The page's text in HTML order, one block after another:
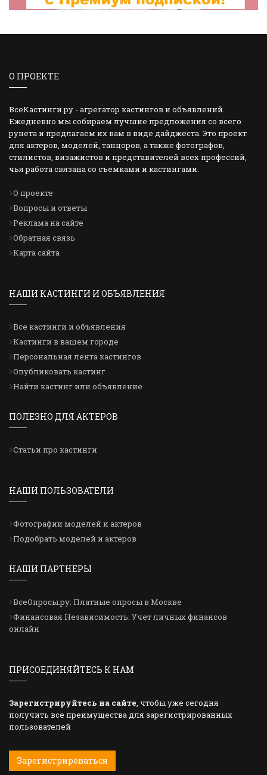
О ПРОЕКТЕ
ВсеКастинги.ру - агрегатор кастингов и объявлений.
Ежедневно мы собираем лучшие предложения со всего
рунета и предлагаем их вам в виде дайджеста. Это проект
для актеров, моделей, танцоров, а также фотографов,
стилистов, визажистов и представителей всех профессий,
чья работа связана со съемками и кастингами.
О проекте
Вопросы и ответы
Реклама на сайте
Обратная связь
Карта сайта
НАШИ КАСТИНГИ И ОБЪЯВЛЕНИЯ
Все кастинги и объявления
Кастинги в вашем городе
Персональная лента кастингов
Опубликовать кастинг
Найти кастинг или объявление
ПОЛЕЗНО ДЛЯ АКТЕРОВ
Статьи про кастинги
НАШИ ПОЛЬЗОВАТЕЛИ
Фотографии моделей и актеров
Подобрать моделей и актеров
НАШИ ПАРТНЕРЫ
ВсеОпросы.ру: Платные опросы в Москве
Финансовая Независимость: Учет личных финансов
онлайн
ПРИСОЕДИНЯЙТЕСЬ К НАМ
Зарегистрируйтесь на сайте, чтобы уже сегодня
получить все преимущества для зарегистрированных
пользователей
Зарегистрироваться